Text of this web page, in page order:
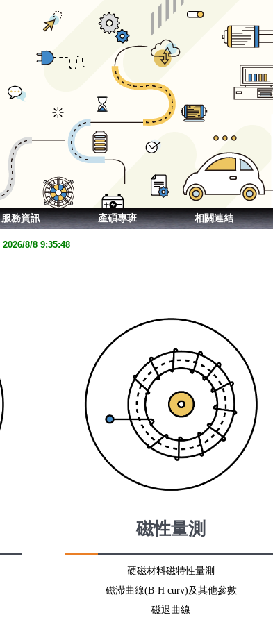
服務資訊 產碩專班 相關連結
磁性量測
硬磁材料磁特性量測
磁滯曲線(B-H curv)及其他參數
磁退曲線